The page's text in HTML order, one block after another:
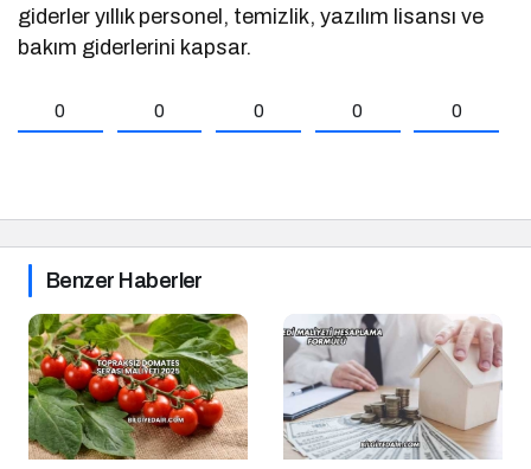
giderler yıllık personel, temizlik, yazılım lisansı ve
bakım giderlerini kapsar.
0 0 0 0 0
Benzer Haberler